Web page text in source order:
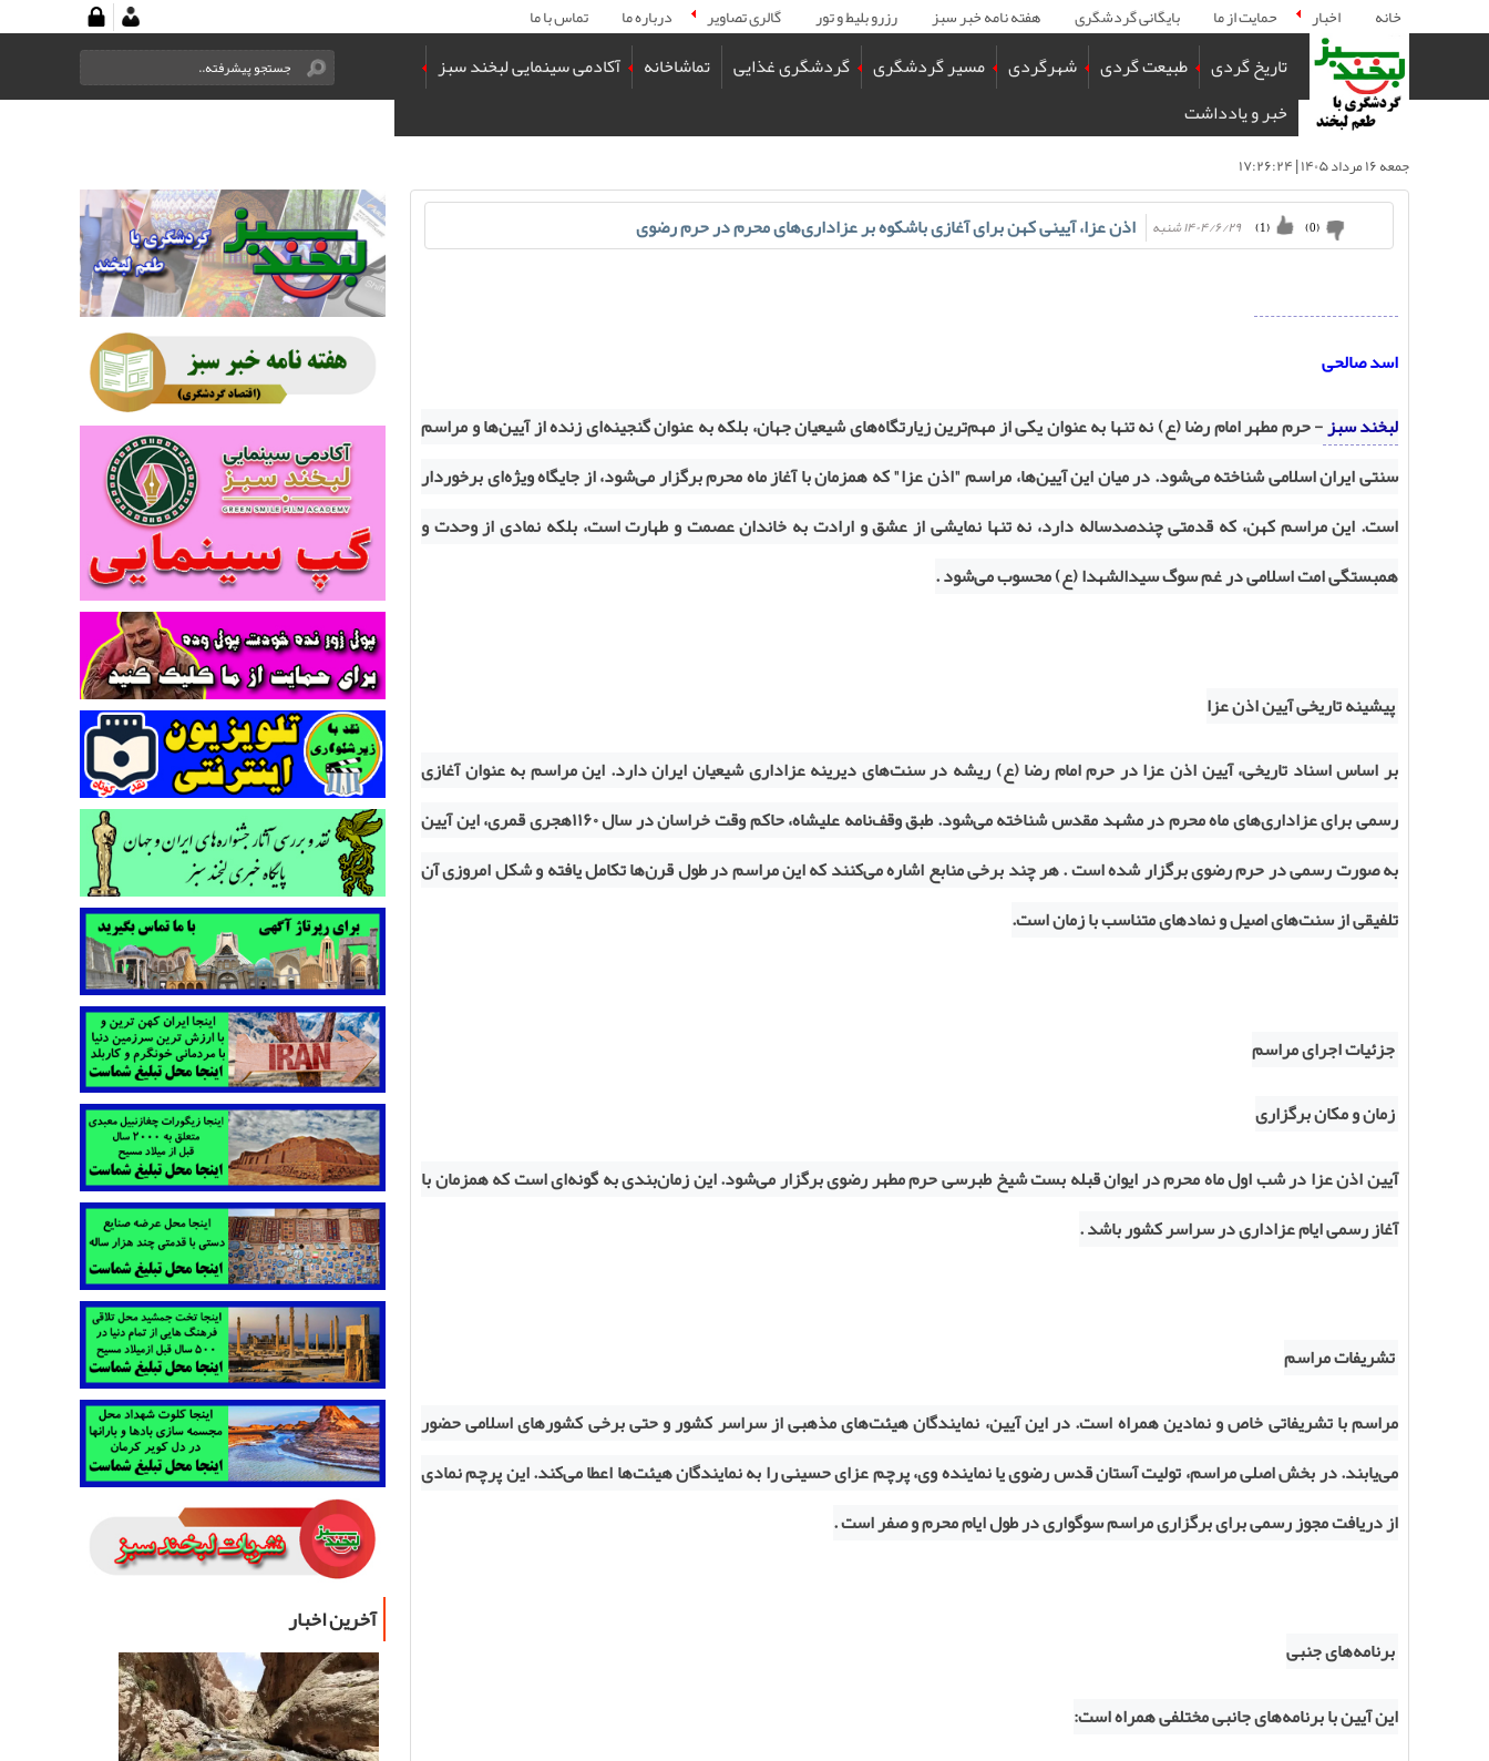
خانه اخبار حمایت از ما بایگانی گردشگری هفته نامه خبر سبز رزرو بلیط و تور گالری تصاویر درباره ما تماس با ما
تاریخ گردی طبیعت گردی شهرگردی مسیر گردشگری گردشگری غذایی تماشاخانه
آکادمی سینمایی لبخند سبز
خبر و یادداشت
جمعه ۱۶ مرداد ۱۴۰۵ | ۱۷:۲۶:۲۴
۱۴۰۴/۶/۲۹ شنبه (
1
) (
0
) اذن عزا، آیینی کهن برای آغازی باشکوه بر عزاداری‌های محرم در حرم رضوی
اسد صالحی
لبخند سبز- حرم مطهر امام رضا (ع) نه تنها به عنوان یکی از مهم‌ترین زیارتگاه‌های شیعیان جهان، بلکه به عنوان گنجینه‌ای زنده از آیین‌ها و مراسم
سنتی ایران اسلامی شناخته می‌شود. در میان این آیین‌ها، مراسم "اذن عزا" که همزمان با آغاز ماه محرم برگزار می‌شود، از جایگاه ویژه‌ای برخوردار
است. این مراسم کهن، که قدمتی چندصدساله دارد، نه تنها نمایشی از عشق و ارادت به خاندان عصمت و طهارت است، بلکه نمادی از وحدت و
همبستگی امت اسلامی در غم سوگ سیدالشهدا (ع) محسوب می‌شود .
پیشینه تاریخی آیین اذن عزا
بر اساس اسناد تاریخی، آیین اذن عزا در حرم امام رضا (ع) ریشه در سنت‌های دیرینه عزاداری شیعیان ایران دارد. این مراسم به عنوان آغازی
رسمی برای عزاداری‌های ماه محرم در مشهد مقدس شناخته می‌شود. طبق وقف‌نامه علیشاه، حاکم وقت خراسان در سال۱۱۶۰هجری قمری، این آیین
به صورت رسمی در حرم رضوی برگزار شده است . هر چند برخی منابع اشاره می‌کنند که این مراسم در طول قرن‌ها تکامل یافته و شکل امروزی آن
تلفیقی از سنت‌های اصیل ونمادهای متناسب با زمان است.
جزئیات اجرای مراسم
زمان و مکان برگزاری
آیین اذن عزا در شب اول ماه محرم در ایوان قبله بست شیخ طبرسی حرم مطهر رضوی برگزار می‌شود. این زمان‌بندی به گونه‌ای است که همزمان با
آغاز رسمی ایام عزاداری در سراسر کشور باشد .
تشریفات مراسم
مراسم با تشریفاتی خاص و نمادین همراه است. در این آیین، نمایندگان هیئت‌های مذهبی از سراسر کشور و حتی برخی کشورهای اسلامی حضور
می‌یابند. در بخش اصلی مراسم، تولیت آستان قدس رضوی یا نماینده وی، پرچم عزای حسینی را به نمایندگان هیئت‌ها اعطا می‌کند. این پرچم نمادی
از دریافت مجوز رسمی برای برگزاری مراسم سوگواری در طول ایام محرم و صفر است .
برنامه‌های جنبی
این آیین با برنامه‌های جانبی مختلفی همراه است:
آخرین اخبار